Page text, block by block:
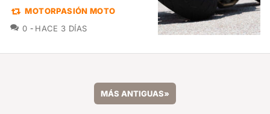
MOTORPASIÓN MOTO
0 COMENTARIOS
HACE 3 DÍAS
MÁS ANTIGUAS»